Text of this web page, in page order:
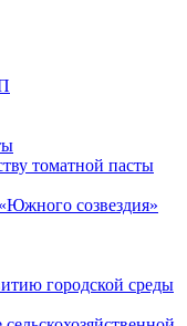
томатной пасты
созвездия»
городской среды